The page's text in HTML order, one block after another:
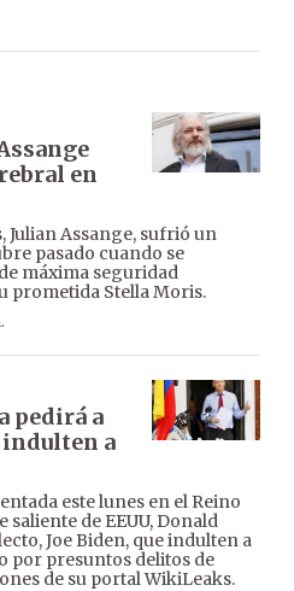
en
Julian Assange, sufrió un
pasado cuando se
máxima seguridad
prometida Stella Moris.
pedirá a
indulten a
este lunes en el Reino
de EEUU, Donald
Joe Biden, que indulten a
por presuntos delitos de
de su portal WikiLeaks.